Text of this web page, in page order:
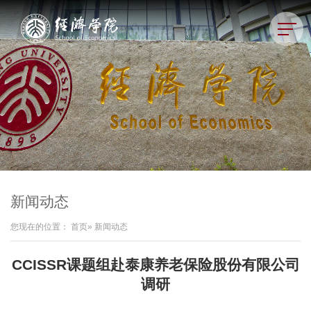
新闻动态
您现在的位置： 首页» 新闻动态
CCISSR课题组赴泰康养老保险股份有限公司
调研